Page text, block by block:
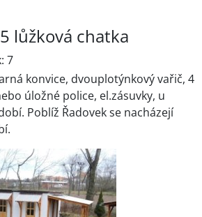
lůžková chatka
7
konvice, dvouplotýnkový vařič, 4
úložné police, el.zásuvky, u
Poblíž Řadovek se nacházejí